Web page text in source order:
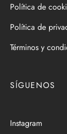
Política de
Política de
Términos y
SÍGUENOS
Instagram